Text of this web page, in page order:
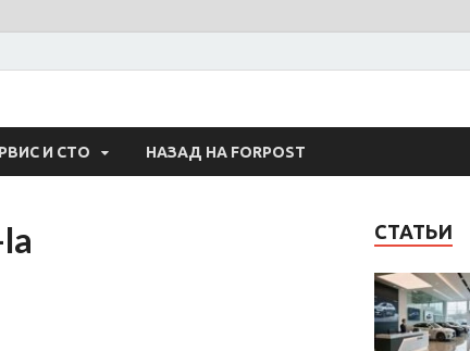
И СТО НАЗАД НА FORPOST
СТАТЬИ